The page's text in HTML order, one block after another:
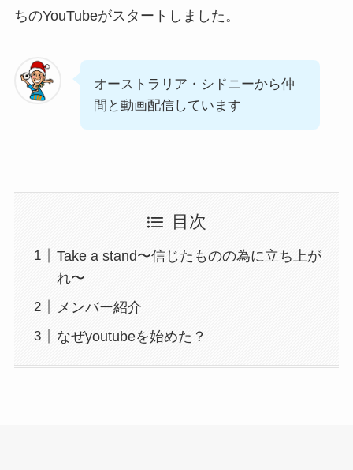
ちのYouTubeがスタートしました。
オーストラリア・シドニーから仲
間と動画配信しています
目次
Take a stand〜信じたものの為に立ち上が
れ〜
メンバー紹介
なぜyoutubeを始めた？